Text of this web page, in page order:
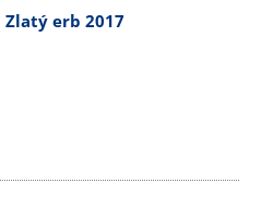
Zlatý erb 2017